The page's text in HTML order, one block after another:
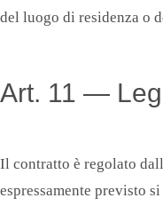
del luogo di residenza o
Art. 11 —
Il contratto è regolato
espressamente previsto